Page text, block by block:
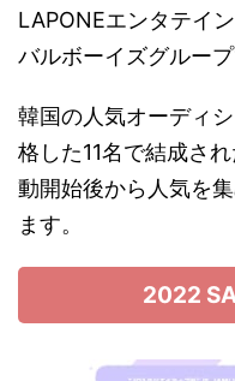
LAPONEエンタテイ
バルボーイズグループ
韓国の人気オーディ
格した11名で結成さ
動開始後から人気を
ます。
2022